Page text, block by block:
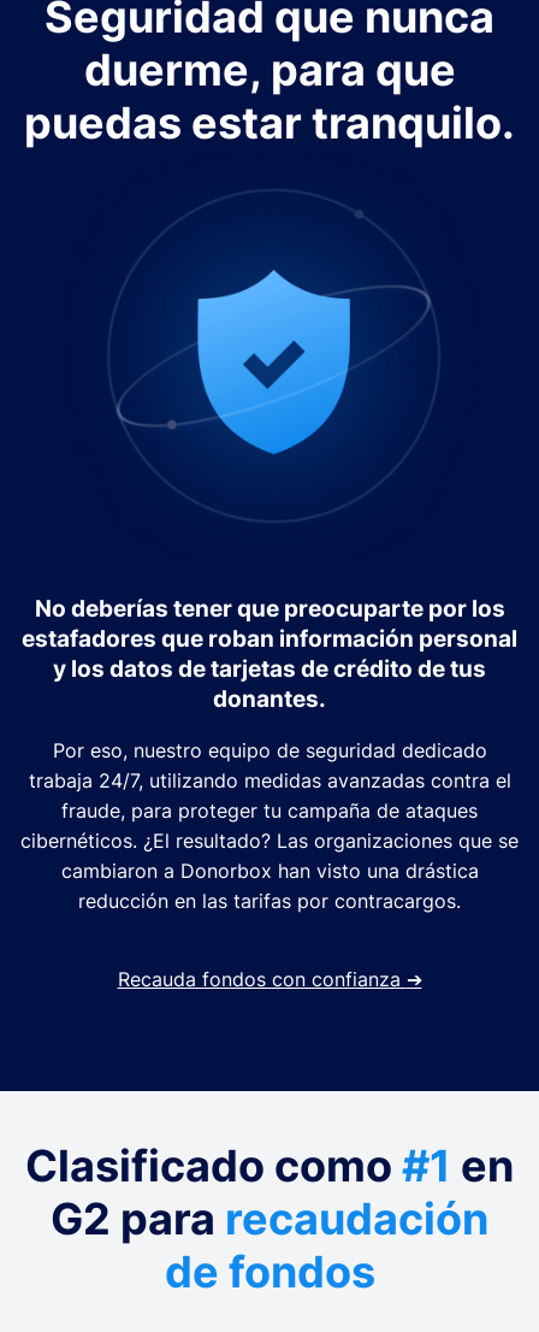
Seguridad que nunca
duerme, para que
puedas estar tranquilo.
No deberías tener que preocuparte por los
estafadores que roban información personal
y los datos de tarjetas de crédito de tus
donantes.
Por eso, nuestro equipo de seguridad dedicado
trabaja 24/7, utilizando medidas avanzadas contra el
fraude, para proteger tu campaña de ataques
cibernéticos. ¿El resultado? Las organizaciones que se
cambiaron a Donorbox han visto una drástica
reducción en las tarifas por contracargos.
Recauda fondos con confianza ➔
Clasificado como #1 en
G2 para recaudación
de fondos